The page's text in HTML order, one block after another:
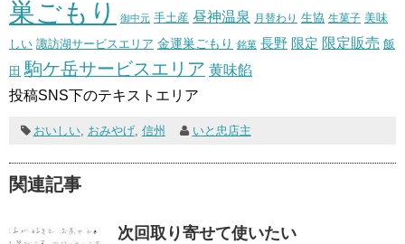
巣ごもり 御中元 手土産 昼神温泉 月替わり 生協 生菓子 美味
しい 諏訪湖サービスエリア 金運巣ごもり 銘菓 長野 限定 限定販売 飯
田 駒ケ岳サービスエリア 黄味餡
投稿SNS下のテキストエリア
おいしい, おみやげ, 信州 いと忠店主
関連記事
次回取り寄せて使いたい